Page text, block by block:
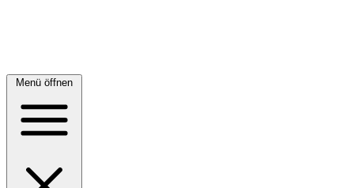
Menü öffnen